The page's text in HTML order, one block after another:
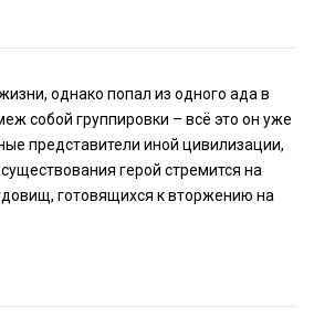
однако попал из одного ада в
собой группировки – всё это он уже
представители иной цивилизации,
герой стремится на
готовящихся к вторжению на